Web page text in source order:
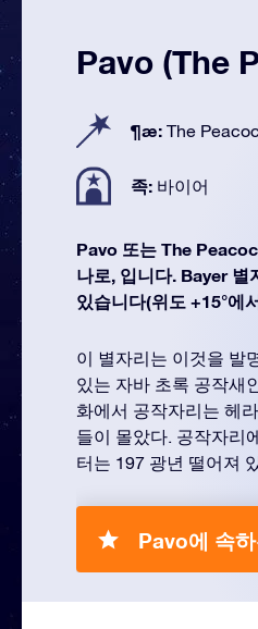
Pavo (The
¶æ: The
족: 바이어
Pavo 또는 The
나로, 입니다. Bayer 별
있습니다(위도 +15°에
이 별자리는 이것을 발
있는 자바 초록 공작새
화에서 공작자리는 헤
들이 몰았다. 공작자리
터는 197 광년 떨어져
Pavo에 속